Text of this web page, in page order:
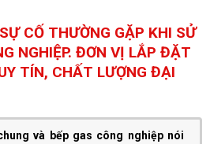
CỐ THƯỜNG GẶP KHI SỬ
NGHIỆP. ĐƠN VỊ LẮP ĐẶT
TÍN, CHẤT LƯỢNG ĐẠI
và bếp gas công nghiệp nói